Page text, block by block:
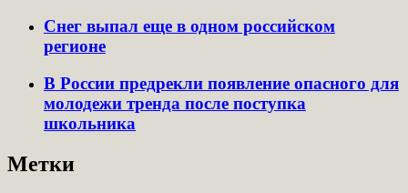
Снег выпал еще в одном российском
регионе
В России предрекли появление опасного для
молодежи тренда после поступка
школьника
Метки